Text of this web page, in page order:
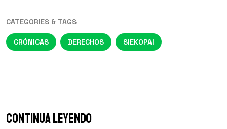
CATEGORIES & TAGS
CRÓNICAS DERECHOS SIEKOPAI
Continua leyendo